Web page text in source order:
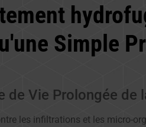
Simple
de Vie Prolongée de
les infiltrations et les micro-